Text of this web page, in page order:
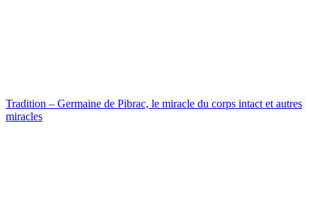
Tradition – Germaine de Pibrac, le miracle du corps intact et autres
miracles